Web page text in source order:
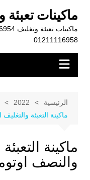
المحتوى
ماكينات تعبئة
01211116958
الرئيسية 2022
ماكينة التعبئة
ماكينة
والنصف